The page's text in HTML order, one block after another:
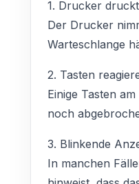
1. Drucker
Der Drucker
Warteschlange
2. Tasten
Einige Tasten
noch
3. Blinkende
In manchen